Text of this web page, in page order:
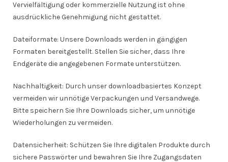
Vervielfältigung oder kommerzielle Nutzung ist ohne
ausdrückliche Genehmigung nicht gestattet.
Dateiformate: Unsere Downloads werden in gängigen
Formaten bereitgestellt. Stellen Sie sicher, dass Ihre
Endgeräte die angegebenen Formate unterstützen.
Nachhaltigkeit: Durch unser downloadbasiertes Konzept
vermeiden wir unnötige Verpackungen und Versandwege.
Bitte speichern Sie Ihre Downloads sicher, um unnötige
Wiederholungen zu vermeiden.
Datensicherheit: Schützen Sie Ihre digitalen Produkte durch
sichere Passwörter und bewahren Sie Ihre Zugangsdaten